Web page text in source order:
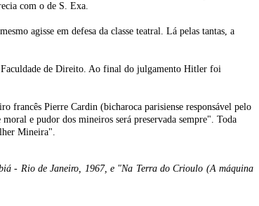
com o de S. Exa.
agisse em defesa da classe teatral. Lá pelas tantas, a
de Direito. Ao final do julgamento Hitler foi
francês Pierre Cardin (bicharoca parisiense responsável pelo
e pudor dos mineiros será preservada sempre". Toda
Mineira".
- Rio de Janeiro, 1967, e "Na Terra do Crioulo (A máquina